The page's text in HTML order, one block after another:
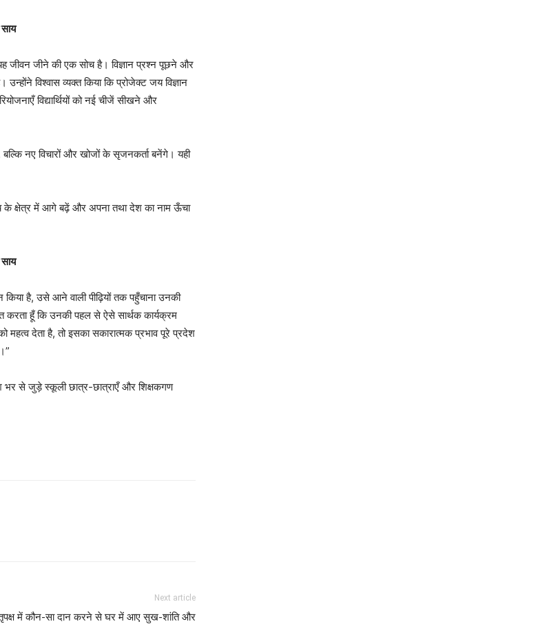
जीवन जीने की एक सोच है। विज्ञान प्रश्न पूछने और
विश्वास व्यक्त किया कि प्रोजेक्ट जय विज्ञान
विद्यार्थियों को नई चीजें सीखने और
नए विचारों और खोजों के सृजनकर्ता बनेंगे। यही
के क्षेत्र में आगे बढ़ें और अपना तथा देश का नाम ऊँचा
है, उसे आने वाली पीढ़ियों तक पहुँचाना उनकी
करता हूँ कि उनकी पहल से ऐसे सार्थक कार्यक्रम
महत्व देता है, तो इसका सकारात्मक प्रभाव पूरे प्रदेश
भर से जुड़े स्कूली छात्र-छात्राएँ और शिक्षकगण
Next article
में कौन-सा दान करने से घर में आए सुख-शांति और